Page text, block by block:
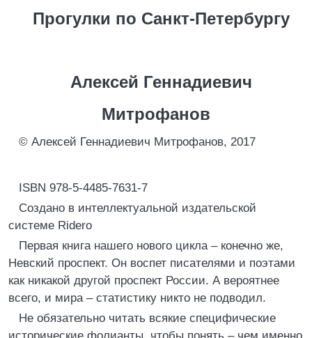
Прогулки по Санкт-Петербургу
Алексей Геннадиевич
Митрофанов
© Алексей Геннадиевич Митрофанов, 2017
ISBN 978-5-4485-7631-7
Создано в интеллектуальной издательской
системе Ridero
Первая книга нашего нового цикла – конечно же,
Невский проспект. Он воспет писателями и поэтами
как никакой другой проспект России. А вероятнее
всего, и мира – статистику никто не подводил.
Не обязательно читать всякие специфические